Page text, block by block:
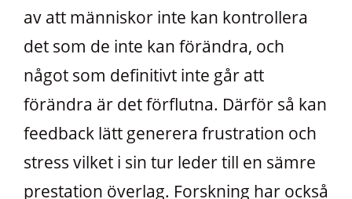
av att människor inte kan kontrollera
det som de inte kan förändra, och
något som definitivt inte går att
förändra är det förflutna. Därför så kan
feedback lätt generera frustration och
stress vilket i sin tur leder till en sämre
prestation överlag. Forskning har också